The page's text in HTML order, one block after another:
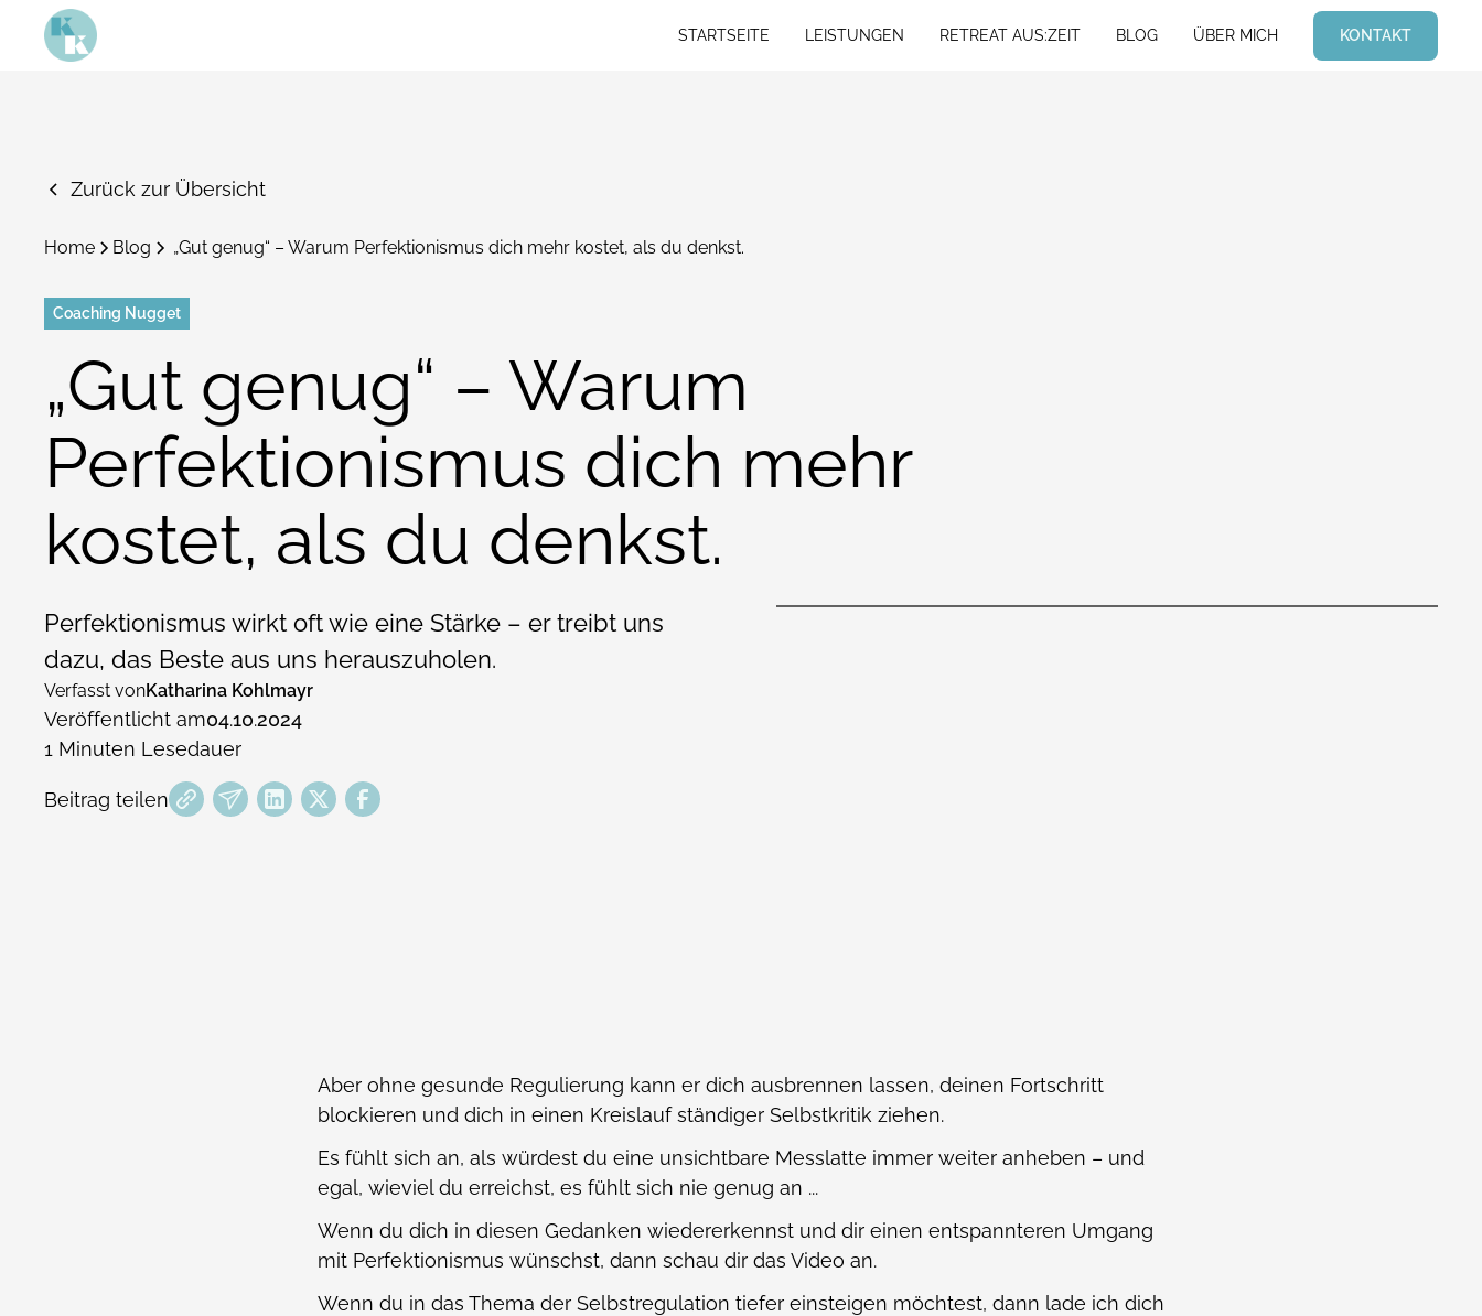
STARTSEITE
LEISTUNGEN
RETREAT AUS:ZEIT
BLOG
ÜBER MICH
KONTAKT
Zurück zur Übersicht
Home Blog „Gut genug“ – Warum Perfektionismus dich mehr kostet, als du denkst.
Coaching Nugget
„Gut genug“ – Warum
Perfektionismus dich mehr
kostet, als du denkst.
Perfektionismus wirkt oft wie eine Stärke – er treibt uns
dazu, das Beste aus uns herauszuholen.
Verfasst vonKatharina Kohlmayr
Veröffentlicht am04.10.2024
1 Minuten Lesedauer
Beitrag teilen
Aber ohne gesunde Regulierung kann er dich ausbrennen lassen, deinen Fortschritt
blockieren und dich in einen Kreislauf ständiger Selbstkritik ziehen.
Es fühlt sich an, als würdest du eine unsichtbare Messlatte immer weiter anheben – und
egal, wieviel du erreichst, es fühlt sich nie genug an ...
Wenn du dich in diesen Gedanken wiedererkennst und dir einen entspannteren Umgang
mit Perfektionismus wünschst, dann schau dir das Video an.
Wenn du in das Thema der Selbstregulation tiefer einsteigen möchtest, dann lade ich dich